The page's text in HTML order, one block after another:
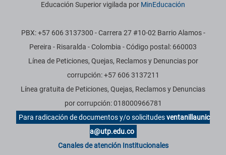
Educación Superior vigilada por MinEducación
PBX: +57 606 3137300 - Carrera 27 #10-02 Barrio Alamos -
Pereira - Risaralda - Colombia - Código postal: 660003
Línea de Peticiones, Quejas, Reclamos y Denuncias por
corrupción: +57 606 3137211
Línea gratuita de Peticiones, Quejas, Reclamos y Denuncias
por corrupción: 018000966781
Para radicación de documentos y/o solicitudesventanillaunic
a@utp.edu.co
Canales de atención Institucionales